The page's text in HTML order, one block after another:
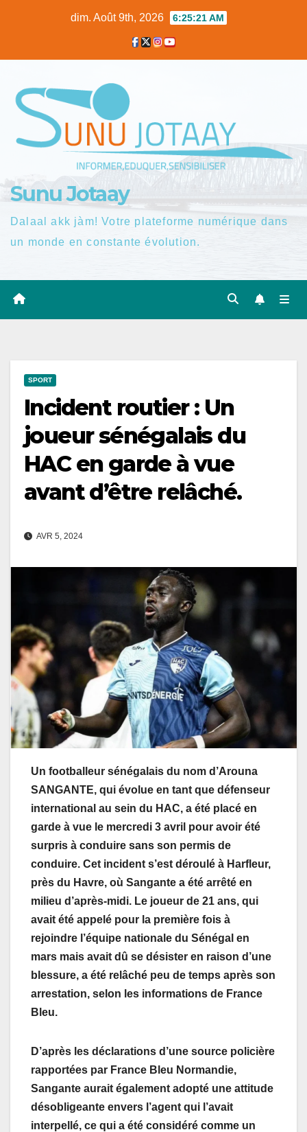
dim. Août 9th, 2026 6:25:22 AM
Sunu Jotaay
Dalaal akk jàm! Votre plateforme numérique dans
un monde en constante évolution.
SPORT
Incident routier : Un
joueur sénégalais du
HAC en garde à vue
avant d’être relâché.
AVR 5, 2024
Un footballeur sénégalais du nom d’Arouna
SANGANTE, qui évolue en tant que défenseur
international au sein du HAC, a été placé en
garde à vue le mercredi 3 avril pour avoir été
surpris à conduire sans son permis de
conduire. Cet incident s’est déroulé à Harfleur,
près du Havre, où Sangante a été arrêté en
milieu d’après-midi. Le joueur de 21 ans, qui
avait été appelé pour la première fois à
rejoindre l’équipe nationale du Sénégal en
mars mais avait dû se désister en raison d’une
blessure, a été relâché peu de temps après son
arrestation, selon les informations de France
Bleu.
D’après les déclarations d’une source policière
rapportées par France Bleu Normandie,
Sangante aurait également adopté une attitude
désobligeante envers l’agent qui l’avait
interpellé, ce qui a été considéré comme un